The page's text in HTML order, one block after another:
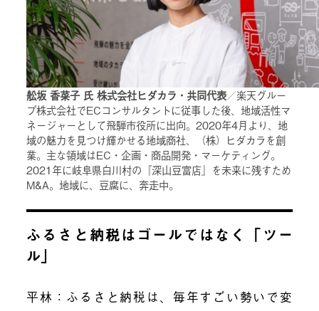
舩坂 香菜子 氏 株式会社ヒダカラ・共同代表／楽天グルー
プ株式会社でECコンサルタントに従事した後、地域活性マ
ネージャーとして飛騨市役所に出向。2020年4月より、地
域の魅力を見つけ輝かせる地域商社、（株）ヒダカラを創
業。主な領域はEC・企画・商品開発・マーケティング。
2021年に岐阜県白川村の『深山豆富店』を未来に残すため
M&A。地域に、豆腐に、奔走中。
ふるさと納税はゴールではなく「ツー
ル」
平林 ：ふるさと納税は、毎年すごい勢いで変